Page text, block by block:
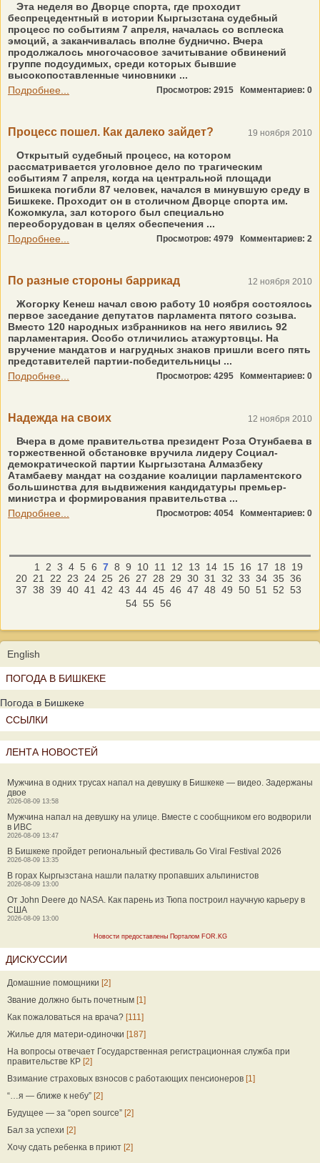
Эта неделя во Дворце спорта, где проходит
беспрецедентный в истории Кыргызстана судебный
процесс по событиям 7 апреля, началась со всплеска
эмоций, а заканчивалась вполне буднично. Вчера
продолжалось многочасовое зачитывание обвинений
группе подсудимых, среди которых бывшие
высокопоставленные чиновники ...
Подробнее...
Просмотров: 2915 Комментариев: 0
Процесс пошел. Как далеко зайдет? 19 ноября 2010
Открытый судебный процесс, на котором
рассматривается уголовное дело по трагическим
событиям 7 апреля, когда на центральной площади
Бишкека погибли 87 человек, начался в минувшую среду в
Бишкеке. Проходит он в столичном Дворце спорта им.
Кожомкула, зал которого был специально
переоборудован в целях обеспечения ...
Подробнее...
Просмотров: 4979 Комментариев: 2
По разные стороны баррикад 12 ноября 2010
Жогорку Кенеш начал свою работу 10 ноября состоялось
первое заседание депутатов парламента пятого созыва.
Вместо 120 народных избранников на него явились 92
парламентария. Особо отличились атажуртовцы. На
вручение мандатов и нагрудных знаков пришли всего пять
представителей партии-победительницы ...
Подробнее...
Просмотров: 4295 Комментариев: 0
Надежда на своих 12 ноября 2010
Вчера в доме правительства президент Роза Отунбаева в
торжественной обстановке вручила лидеру Социал-
демократической партии Кыргызстана Алмазбеку
Атамбаеву мандат на создание коалиции парламентского
большинства для выдвижения кандидатуры премьер-
министра и формирования правительства ...
Подробнее...
Просмотров: 4054 Комментариев: 0
1 2 3 4 5 6 7 8 9 10 11 12 13 14 15 16 17 18
19
20 21 22 23 24 25 26 27 28 29 30 31 32 33 34 35 36
37 38 39 40 41 42 43 44 45 46 47 48 49 50 51 52 53
54 55 56
English
ПОГОДА В БИШКЕКЕ
Погода в Бишкеке
ССЫЛКИ
ЛЕНТА НОВОСТЕЙ
Мужчина в одних трусах напал на девушку в Бишкеке — видео. Задержаны
двое
2026-08-09 13:58
Мужчина напал на девушку на улице. Вместе с сообщником его водворили
в ИВС
2026-08-09 13:47
В Бишкеке пройдет региональный фестиваль Go Viral Festival 2026
2026-08-09 13:35
В горах Кыргызстана нашли палатку пропавших альпинистов
2026-08-09 13:00
От John Deere до NASA. Как парень из Тюпа построил научную карьеру в
США
2026-08-09 13:00
Новости предоставлены Порталом FOR.KG
ДИСКУССИИ
Домашние помощники [2]
Звание должно быть почетным [1]
Как пожаловаться на врача? [111]
Жилье для матери-одиночки [187]
На вопросы отвечает Государственная регистрационная служба при
правительстве КР [2]
Взимание страховых взносов с работающих пенсионеров [1]
“…я — ближе к небу” [2]
Будущее — за “open source” [2]
Бал за успехи [2]
Хочу сдать ребенка в приют [2]